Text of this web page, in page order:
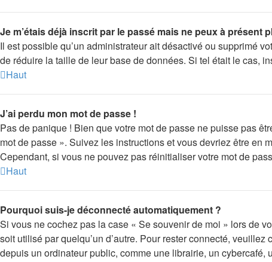
Je m’étais déjà inscrit par le passé mais ne peux à présent
Il est possible qu’un administrateur ait désactivé ou supprimé
de réduire la taille de leur base de données. Si tel était le cas,
Haut
J’ai perdu mon mot de passe !
Pas de panique ! Bien que votre mot de passe ne puisse pas
mot de passe ». Suivez les instructions et vous devriez être en
Cependant, si vous ne pouvez pas réinitialiser votre mot de
Haut
Pourquoi suis-je déconnecté automatiquement ?
Si vous ne cochez pas la case « Se souvenir de moi » lors de
soit utilisé par quelqu’un d’autre. Pour rester connecté,
depuis un ordinateur public, comme une librairie, un cybercafé,